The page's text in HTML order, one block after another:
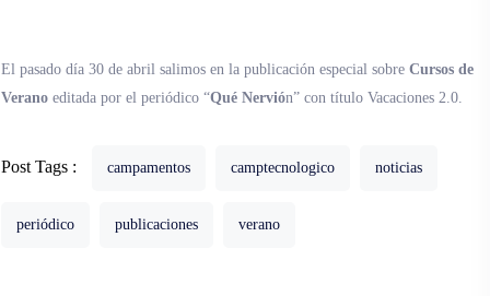
El pasado día 30 de abril salimos en la publicación especial sobre Cursos de
Verano editada por el periódico “Qué Nervión” con título Vacaciones 2.0.
Post Tags : campamentos camptecnologico noticias
periódico publicaciones verano